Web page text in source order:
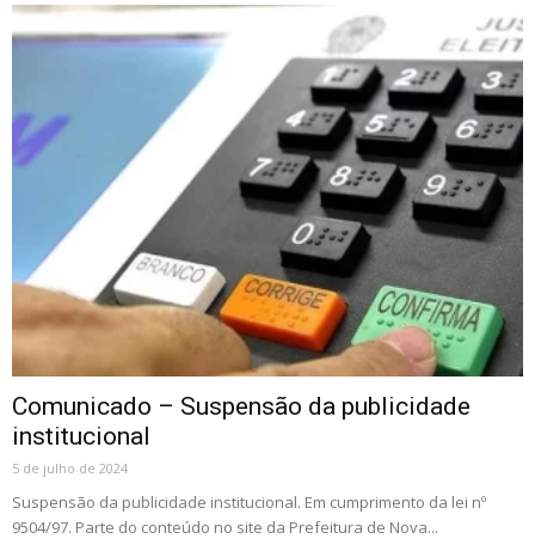
Comunicado – Suspensão da publicidade
institucional
5 de julho de 2024
Suspensão da publicidade institucional. Em cumprimento da lei nº
9504/97. Parte do conteúdo no site da Prefeitura de Nova...